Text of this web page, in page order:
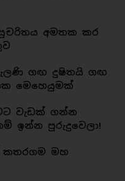
අමතක කර
ගඟ දුෂිතයි ගඟ
මෙහෙයුමක්
වැඩක් ගන්න
ඉන්න පුරුදුවෙලා!
කතරගම මහ